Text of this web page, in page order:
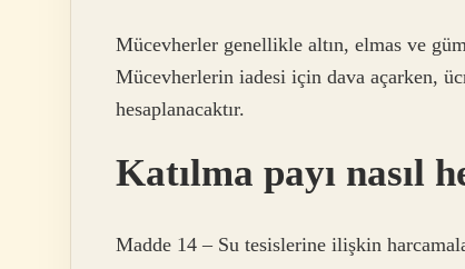
Mücevherler genellikle altın, elmas ve
Mücevherlerin iadesi için dava açarken,
hesaplanacaktır.
Katılma payı nasıl
Madde 14 – Su tesislerine ilişkin